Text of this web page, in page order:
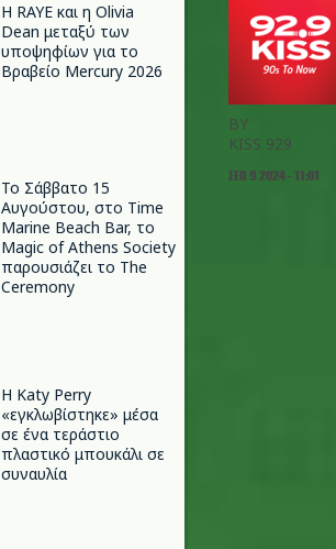
Η RAYE και η Olivia
Dean μεταξύ των
υποψηφίων για το
Βραβείο Mercury 2026
Το Σάββατο 15
Αυγούστου, στο Time
Marine Beach Bar, το
Magic of Athens Society
παρουσιάζει το The
Ceremony
H Katy Perry
«εγκλωβίστηκε» μέσα
σε ένα τεράστιο
πλαστικό μπουκάλι σε
συναυλία
BY
KISS 929
ΣΕΠ 9 2024 - 11:01